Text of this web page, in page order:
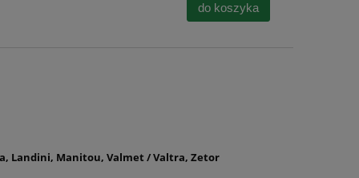
do koszyka
Landini, Manitou, Valmet / Valtra, Zetor